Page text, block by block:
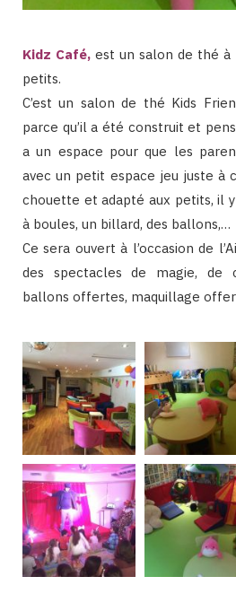
Kidz Café, est un salon de thé à
petits.
C’est un salon de thé Kids
parce qu’il a été construit et
a un espace pour que les
avec un petit espace jeu juste à
chouette et adapté aux petits, il
à boules, un billard, des ballons,…
Ce sera ouvert à l’occasion de
des spectacles de magie, de
ballons offertes, maquillage